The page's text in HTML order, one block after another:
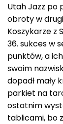
Utah Jazz po
obroty w
Koszykarze z
36. sukces w
punktów, a
swoim
dopadł mały
parkiet na
ostatnim
tablicami, bo